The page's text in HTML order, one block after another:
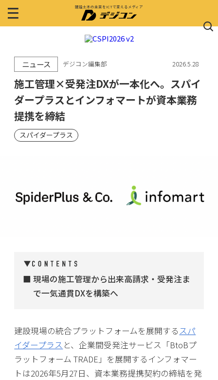
建設土木の未来をICTで変えるメディア
ニュース デジコン編集部 2026.5.28
施工管理×受発注DXが一本化へ。スパイ
ダープラスとインフォマートが資本業務
提携を締結
スパイダープラス
現場の施工管理から出来高請求・受発注ま
で一気通貫DXを構築へ
建設現場の統合プラットフォームを展開する スパ
イダープラス と、企業間受発注サービス「BtoBプ
ラットフォーム TRADE」を展開するインフォマー
トは2026年5月27日、資本業務提携契約の締結を発